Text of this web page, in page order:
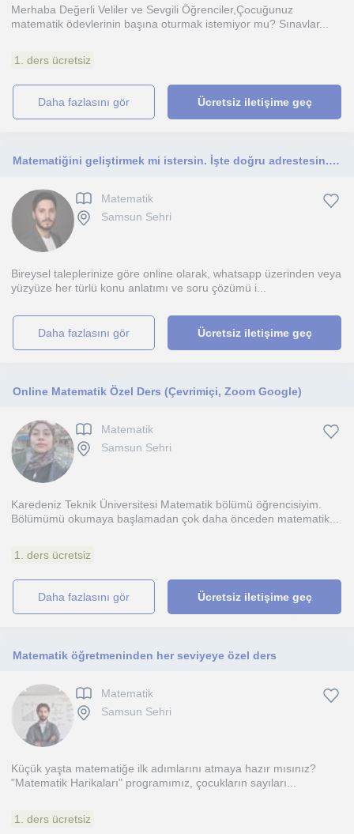
Merhaba Değerli Veliler ve Sevgili Öğrenciler,Çocuğunuz
matematik ödevlerinin başına oturmak istemiyor mu? Sınavlar...
1. ders ücretsiz
daha fazlasını gör Ücretsiz iletişime geç
Matematiğini geliştirmek mi istersin. İşte doğru adrestesin. Çünkü ben bir mühendisim. Mühendisten matematik dersi.
Matematik
Samsun Sehri
Bireysel taleplerinize göre online olarak, whatsapp üzerinden veya
yüzyüze her türlü konu anlatımı ve soru çözümü i...
daha fazlasını gör Ücretsiz iletişime geç
Online Matematik Özel Ders (Çevrimiçi, Zoom Google)
Matematik
Samsun Sehri
Karedeniz Teknik Üniversitesi Matematik bölümü öğrencisiyim.
Bölümümü okumaya başlamadan çok daha önceden matematik...
1. ders ücretsiz
daha fazlasını gör Ücretsiz iletişime geç
Matematik öğretmeninden her seviyeye özel ders
Matematik
Samsun Sehri
Küçük yaşta matematiğe ilk adımlarını atmaya hazır mısınız?
"Matematik Harikaları" programımız, çocukların sayıları...
1. ders ücretsiz